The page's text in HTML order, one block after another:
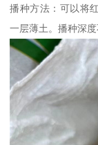
播种方法：可以将
一层薄土。播种深